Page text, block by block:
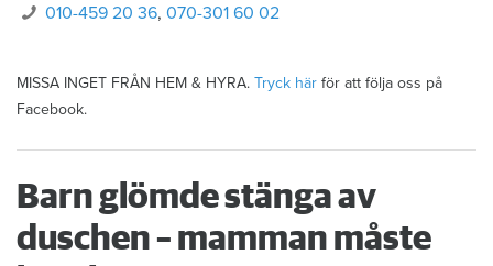
010-459 20 36,070-301 60 02
MISSA INGET FRÅN HEM & HYRA. Tryck här för att följa oss på
Facebook.
Barn glömde stänga av
duschen – mamman måste